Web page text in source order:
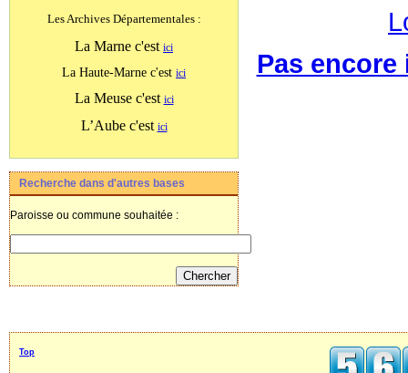
Les Archives Départementales :
La Marne c'est ici
La Haute-Marne c'est ici
La Meuse c'est ici
L’Aube c'est ici
Recherche dans d'autres bases
Paroisse ou commune souhaitée :
Pas
Top